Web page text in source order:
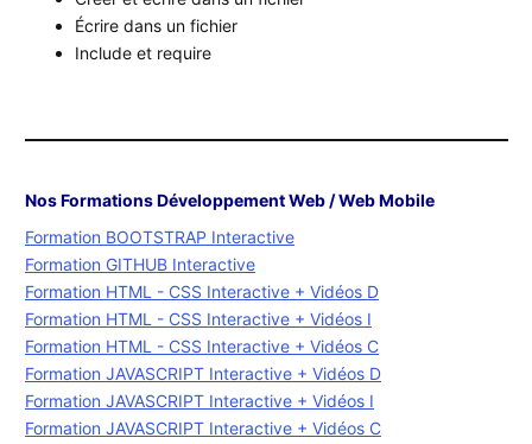
Écrire dans un fichier
Include et require
Nos Formations Développement Web / Web Mobile
Formation BOOTSTRAP Interactive
Formation GITHUB Interactive
Formation HTML - CSS Interactive + Vidéos D
Formation HTML - CSS Interactive + Vidéos I
Formation HTML - CSS Interactive + Vidéos C
Formation JAVASCRIPT Interactive + Vidéos D
Formation JAVASCRIPT Interactive + Vidéos I
Formation JAVASCRIPT Interactive + Vidéos C